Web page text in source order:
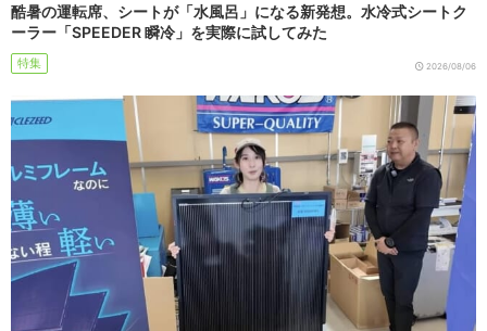
酷暑の運転席、シートが「水風呂」になる新発想。水冷式シートク
ーラー「SPEEDER 瞬冷」を実際に試してみた
特集 2026/08/06